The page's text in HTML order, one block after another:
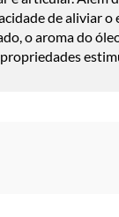
de aliviar
o aroma do